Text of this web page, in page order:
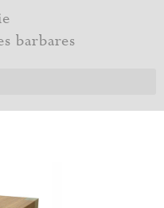
barbares